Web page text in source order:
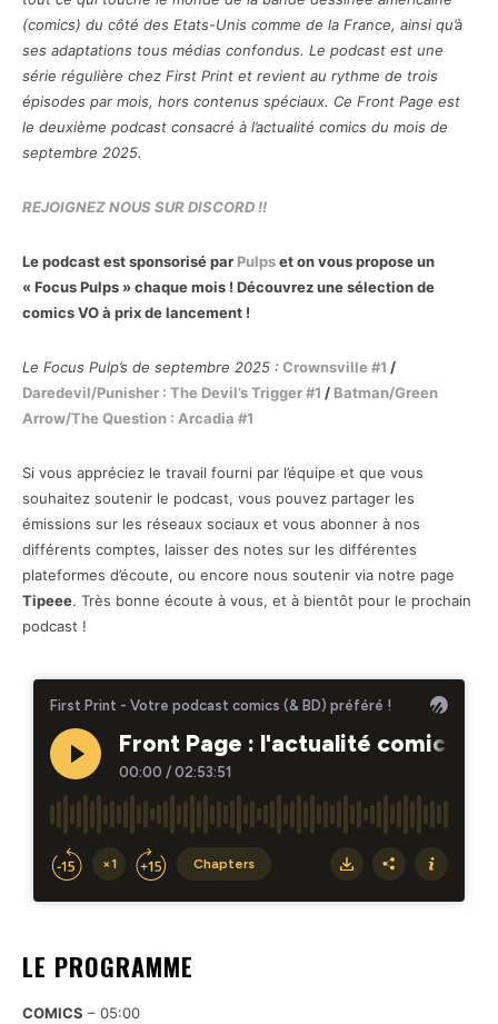
(comics) du côté des Etats-Unis comme de la France, ainsi qu’à
ses adaptations tous médias confondus. Le podcast est une
série régulière chez First Print et revient au rythme de trois
épisodes par mois, hors contenus spéciaux. Ce Front Page est
le deuxième podcast consacré à l’actualité comics du mois de
septembre 2025.
REJOIGNEZ NOUS SUR DISCORD !!
Le podcast est sponsorisé par Pulpset on vous propose un
« Focus Pulps » chaque mois ! Découvrez une sélection de
comics VO à prix de lancement !
Le Focus Pulp’s de septembre 2025 : Crownsville #1 /
Daredevil/Punisher : The Devil’s Trigger #1 / Batman/Green
Arrow/The Question : Arcadia #1
Si vous appréciez le travail fourni par l’équipe et que vous
souhaitez soutenir le podcast, vous pouvez partager les
émissions sur les réseaux sociaux et vous abonner à nos
différents comptes, laisser des notes sur les différentes
plateformes d’écoute, ou encore nous soutenir via notre page
Tipeee. Très bonne écoute à vous, et à bientôt pour le prochain
podcast !
LE PROGRAMME
COMICS – 05:00